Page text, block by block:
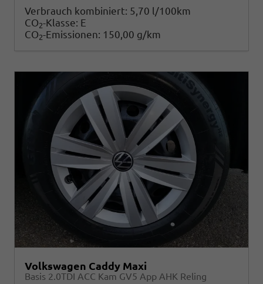
Verbrauch kombiniert: 5,70 l/100km
CO2-Klasse: E
CO2-Emissionen: 150,00 g/km
Volkswagen Caddy Maxi
Basis 2.0TDI ACC Kam GV5 App AHK Reling